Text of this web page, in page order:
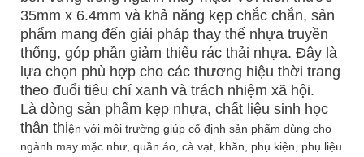
35mm x 6.4mm và khả năng kẹp chắc chắn, sản
phẩm mang đến giải pháp thay thế nhựa truyền
thống, góp phần giảm thiểu rác thải nhựa. Đây là
lựa chọn phù hợp cho các thương hiệu thời trang
theo đuổi tiêu chí xanh và trách nhiệm xã hội.
Là dòng sản phẩm kẹp nhựa, chất liệu sinh học
thân thiện với môi trường giúp cố định sản phẩm dùng cho
ngành may mặc như, quần áo, cà vạt, khăn, phụ kiện, phụ liệu